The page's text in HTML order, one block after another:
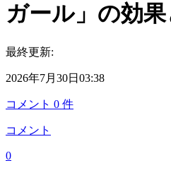
ガール」の効
最終更新:
2026年7月30日03:38
コメント 0 件
コメント
0